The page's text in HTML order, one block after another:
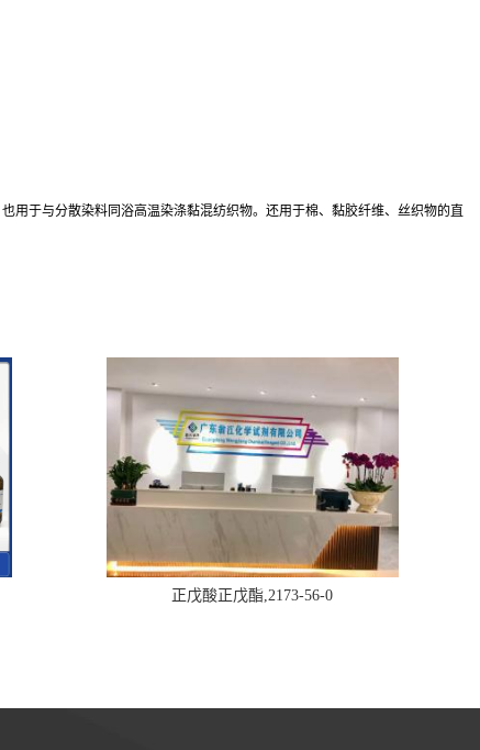
用于与分散染料同浴高温染涤黏混纺织物。还用于棉、黏胶纤维、丝织物的直
正戊酸正戊酯,2173-56-0